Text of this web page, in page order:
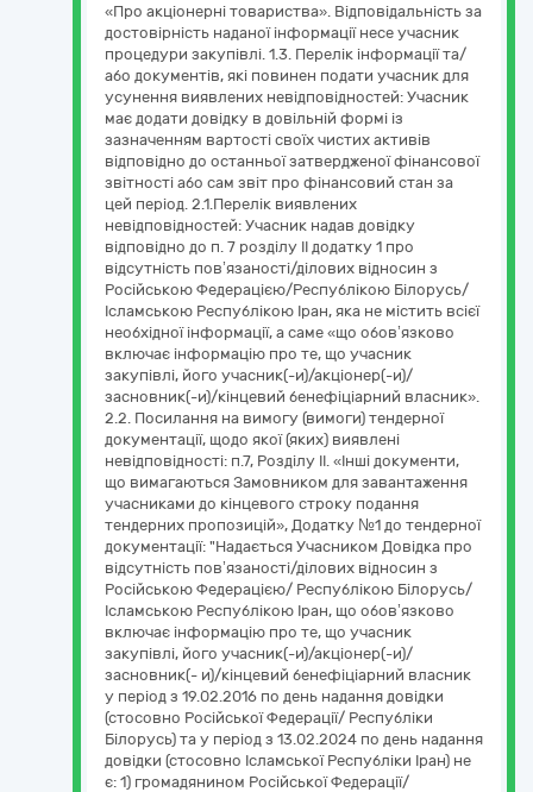
«Про акціонерні товариства». Відповідальність за
достовірність наданої інформації несе учасник
процедури закупівлі. 1.3. Перелік інформації та/
або документів, які повинен подати учасник для
усунення виявлених невідповідностей: Учасник
має додати довідку в довільній формі із
зазначенням вартості своїх чистих активів
відповідно до останньої затвердженої фінансової
звітності або сам звіт про фінансовий стан за
цей період. 2.1.Перелік виявлених
невідповідностей: Учасник надав довідку
відповідно до п. 7 розділу ІІ додатку 1 про
відсутність пов’язаності/ділових відносин з
Російською Федерацією/Республікою Білорусь/
Ісламською Республікою Іран, яка не містить всієї
необхідної інформації, а саме «що обов’язково
включає інформацію про те, що учасник
закупівлі, його учасник(-и)/акціонер(-и)/
засновник(-и)/кінцевий бенефіціарний власник».
2.2. Посилання на вимогу (вимоги) тендерної
документації, щодо якої (яких) виявлені
невідповідності: п.7, Розділу ІІ. «Інші документи,
що вимагаються Замовником для завантаження
учасниками до кінцевого строку подання
тендерних пропозицій», Додатку №1 до тендерної
документації: "Надається Учасником Довідка про
відсутність пов’язаності/ділових відносин з
Російською Федерацією/ Республікою Білорусь/
Ісламською Республікою Іран, що обов’язково
включає інформацію про те, що учасник
закупівлі, його учасник(-и)/акціонер(-и)/
засновник(- и)/кінцевий бенефіціарний власник
у період з 19.02.2016 по день надання довідки
(стосовно Російської Федерації/ Республіки
Білорусь) та у період з 13.02.2024 по день надання
довідки (стосовно Ісламської Республіки Іран) не
є: 1) громадянином Російської Федерації/